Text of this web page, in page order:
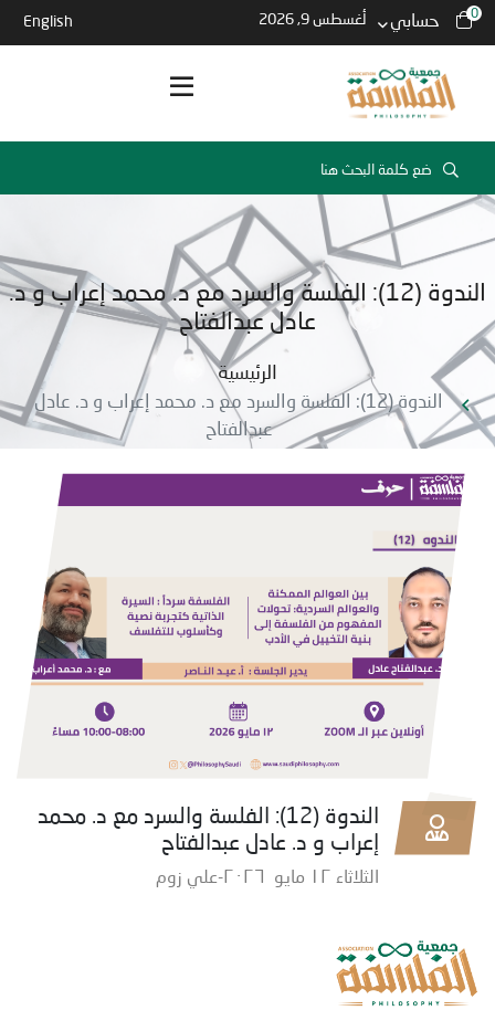
0 حسابي أغسطس 9, 2026 English
الندوة (12): الفلسة والسرد مع د. محمد إعراب و د.
عادل عبدالفتاح
الرئيسية
الندوة (12): الفلسة والسرد مع د. محمد إعراب و د. عادل
عبدالفتاح
الندوة (12): الفلسة والسرد مع د. محمد
إعراب و د. عادل عبدالفتاح
الثلاثاء ١٢ مايو ٢٠٢٦-علي زوم